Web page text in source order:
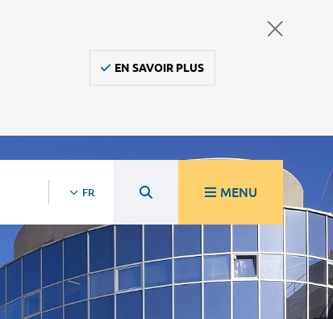
EN SAVOIR PLUS
FR MENU